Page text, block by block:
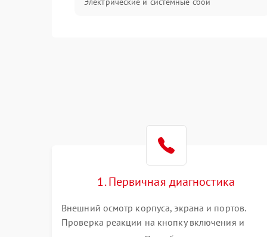
Система охлаждения
1. Первичная диагностика
Внешний осмотр корпуса, экрана и портов.
Проверка реакции на кнопку включения и